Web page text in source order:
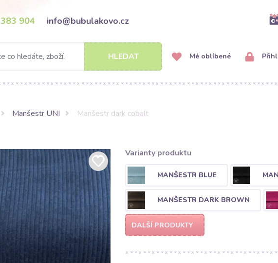
904 info@bubulakovo.cz
HLEDAT Mé oblíbené
Manšestr UNI Manšestr dark cobalt
Varianty produktu
MANŠESTR BLUE
MANŠESTR DARK BROWN
DALŠÍ PRODUKTY